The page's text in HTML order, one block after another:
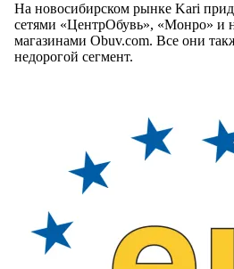
На новосибирском рынке Kari
сетями «ЦентрОбувь», «Монро» и
магазинами Obuv.com. Все они
недорогой сегмент.